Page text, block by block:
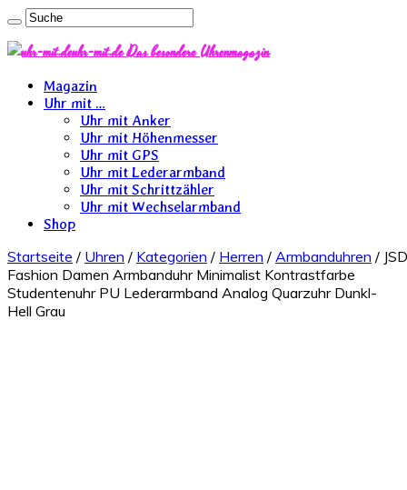
uhr-mit.de Das besondere Uhrenmagazin
Magazin
Uhr mit …
Uhr mit Anker
Uhr mit Höhenmesser
Uhr mit GPS
Uhr mit Lederarmband
Uhr mit Schrittzähler
Uhr mit Wechselarmband
Shop
Startseite / Uhren / Kategorien / Herren / Armbanduhren /
Fashion Damen Armbanduhr Minimalist Kontrastfarbe
Studentenuhr PU Lederarmband Analog Quarzuhr Dunkl-
Hell Grau